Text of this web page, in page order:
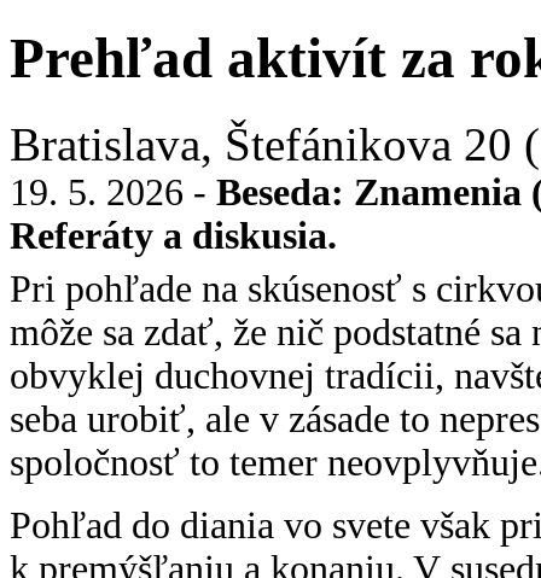
Prehľad aktivít za
Bratislava, Štefánikova 20
19. 5. 2026 - Beseda:
Referáty a diskusia.
Pri pohľade na skúsenosť s
môže sa zdať, že nič podstatné
obvyklej duchovnej tradícii,
seba urobiť, ale v zásade to
spoločnosť to temer
Pohľad do diania vo svete však
k premýšľaniu a konaniu. V